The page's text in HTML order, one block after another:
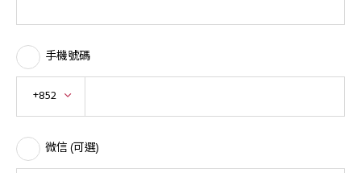
手機號碼
+852
微信 (可選)